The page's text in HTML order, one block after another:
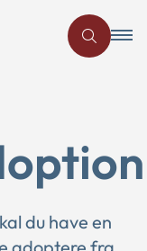
du have en